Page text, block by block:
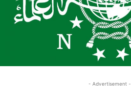
- Advertisement -